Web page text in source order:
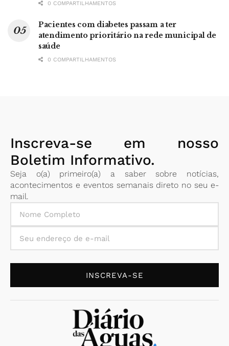
0 COMPARTILHAMENTOS
Pacientes com diabetes passam a ter
atendimento prioritário na rede municipal de
saúde
0 COMPARTILHAMENTOS
Inscreva-se em nosso
Boletim Informativo.
Seja o(a) primeiro(a) a saber sobre notícias,
acontecimentos e eventos semanais direto no seu e-
mail.
INSCREVA-SE